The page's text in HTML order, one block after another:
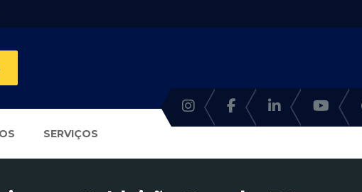
SERVIÇOS